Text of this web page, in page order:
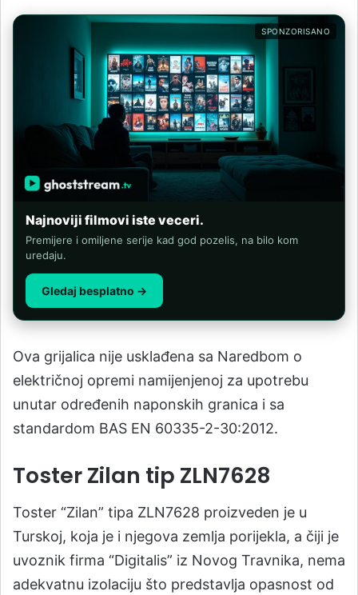
SPONZORISANO
Najnoviji filmovi iste veceri.
Premijere i omiljene serije kad god pozelis, na bilo kom
uredaju.
Gledaj besplatno →
Ova grijalica nije usklađena sa Naredbom o
električnoj opremi namijenjenoj za upotrebu
unutar određenih naponskih granica i sa
standardom BAS EN 60335-2-30:2012.
Toster Zilan tip ZLN7628
Toster “Zilan” tipa ZLN7628 proizveden je u
Turskoj, koja je i njegova zemlja porijekla, a čiji je
uvoznik firma “Digitalis” iz Novog Travnika, nema
adekvatnu izolaciju što predstavlja opasnost od